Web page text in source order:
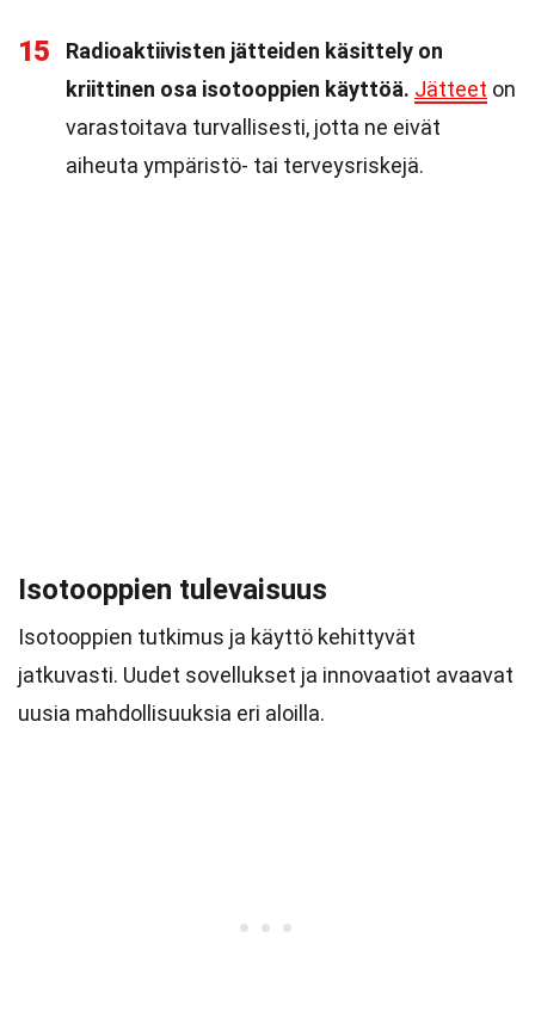
15
Radioaktiivisten jätteiden käsittely on
kriittinen osa isotooppien käyttöä. Jätteet on
varastoitava turvallisesti, jotta ne eivät
aiheuta ympäristö- tai terveysriskejä.
Isotooppien tulevaisuus
Isotooppien tutkimus ja käyttö kehittyvät
jatkuvasti. Uudet sovellukset ja innovaatiot avaavat
uusia mahdollisuuksia eri aloilla.